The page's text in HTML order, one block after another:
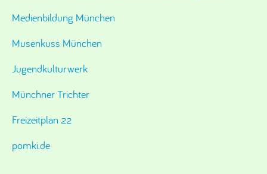
Medienbildung München
Musenkuss München
Jugendkulturwerk
Münchner Trichter
Freizeitplan 22
pomki.de